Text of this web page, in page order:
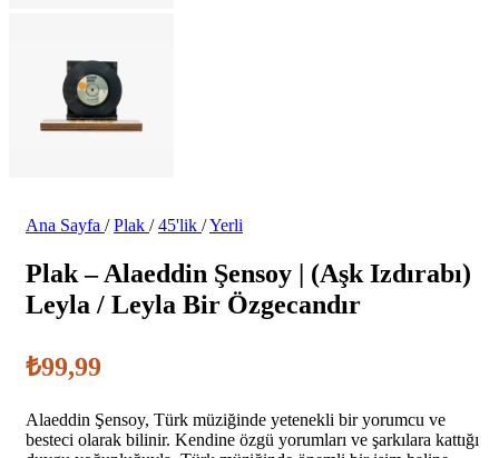
Ana Sayfa / Plak / 45'lik /Yerli
Plak – Alaeddin Şensoy | (Aşk Izdırabı)
Leyla / Leyla Bir Özgecandır
₺99,99
Alaeddin Şensoy, Türk müziğinde yetenekli bir yorumcu ve
besteci olarak bilinir. Kendine özgü yorumları ve şarkılara kattığı